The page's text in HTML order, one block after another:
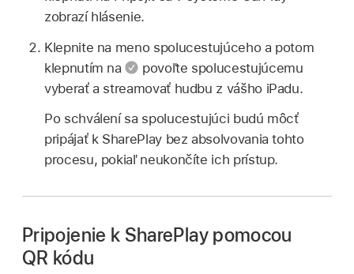
zobrazí hlásenie.
Klepnite na meno spolucestujúceho a potom
klepnutím na
povoľte spolucestujúcemu
vyberať a streamovať hudbu z vášho iPadu.
Po schválení sa spolucestujúci budú môcť
pripájať k SharePlay bez absolvovania tohto
procesu, pokiaľ neukončíte ich prístup.
Pripojenie k SharePlay pomocou
QR kódu